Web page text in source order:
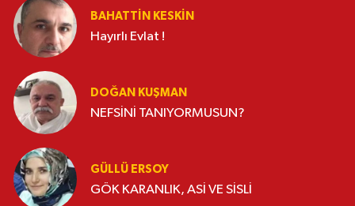
BAHATTIN KESKİN
Hayırlı Evlat !
DOĞAN KUŞMAN
NEFSİNİ TANIYORMUSUN?
GÜLLÜ ERSOY
GÖK KARANLIK, ASİ VE SİSLİ